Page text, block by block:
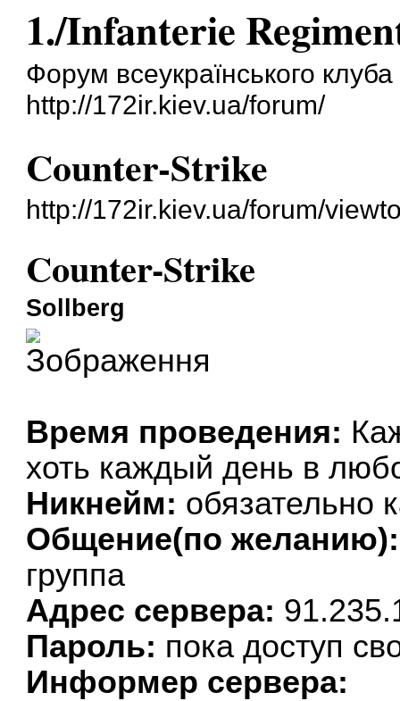
1./Infanterie
Форум всеукраїнського клуба
http://172ir.kiev.ua/forum/
Counter-Strike
http://172ir.kiev.ua/forum/
Counter-Strike
Sollberg
Время проведения:
хоть каждый день в
Никнейм: обязательно
Общение(по желанию):
группа
Адрес сервера:
Пароль: пока доступ
Информер сервера: